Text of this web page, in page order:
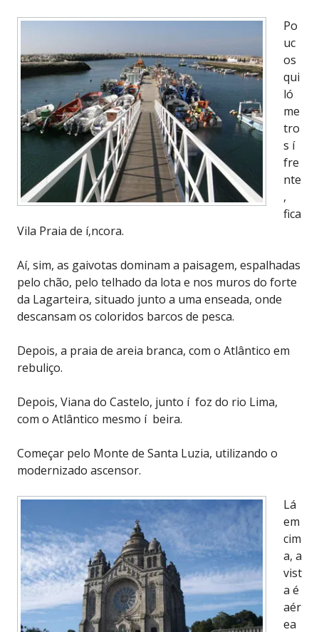
Po
uc
os
qui
ló
me
tro
s í
fre
nte
,
fica
Vila Praia de í‚ncora.
Aí, sim, as gaivotas dominam a paisagem, espalhadas
pelo chão, pelo telhado da lota e nos muros do forte
da Lagarteira, situado junto a uma enseada, onde
descansam os coloridos barcos de pesca.
Depois, a praia de areia branca, com o Atlântico em
rebuliço.
Depois, Viana do Castelo, junto í foz do rio Lima,
com o Atlântico mesmo í beira.
Começar pelo Monte de Santa Luzia, utilizando o
modernizado ascensor.
Lá
em
cim
a, a
vist
a é
aér
ea